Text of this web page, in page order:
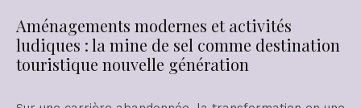
Aménagements modernes et activités
ludiques : la mine de sel comme destination
touristique nouvelle génération